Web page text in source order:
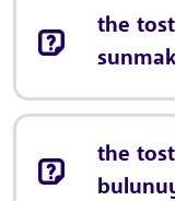
the
the